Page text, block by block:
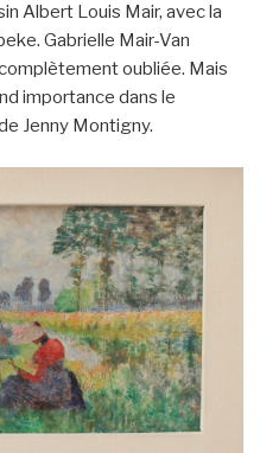
Albert Louis Mair, avec la
Gabrielle Mair-Van
oubliée. Mais
importance dans le
Jenny Montigny.